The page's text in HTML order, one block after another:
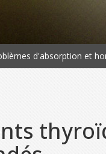
d'absorption et